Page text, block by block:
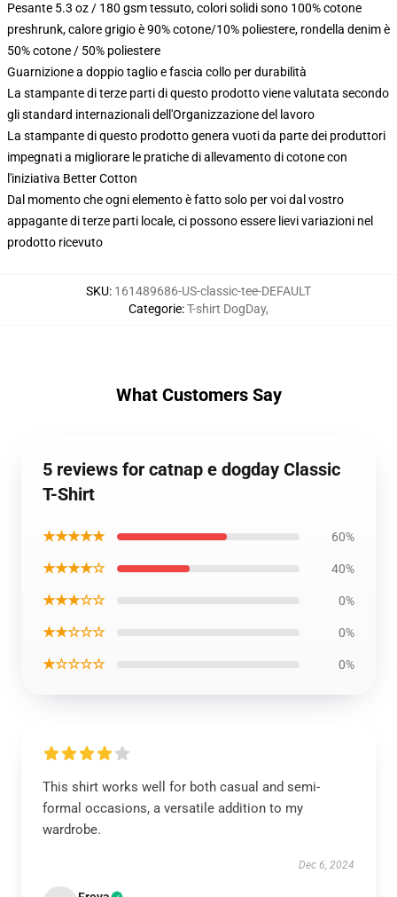
Pesante 5.3 oz / 180 gsm tessuto, colori solidi sono 100% cotone
preshrunk, calore grigio è 90% cotone/10% poliestere, rondella denim è
50% cotone / 50% poliestere
Guarnizione a doppio taglio e fascia collo per durabilità
La stampante di terze parti di questo prodotto viene valutata secondo
gli standard internazionali dell'Organizzazione del lavoro
La stampante di questo prodotto genera vuoti da parte dei produttori
impegnati a migliorare le pratiche di allevamento di cotone con
l'iniziativa Better Cotton
Dal momento che ogni elemento è fatto solo per voi dal vostro
appagante di terze parti locale, ci possono essere lievi variazioni nel
prodotto ricevuto
SKU: 161489686-US-classic-tee-DEFAULT
Categorie:T-shirt DogDay,
What Customers Say
5 reviews for catnap e dogday Classic
T-Shirt
★★★★★ 60%
★★★★☆ 40%
★★★☆☆ 0%
★★☆☆☆ 0%
★☆☆☆☆ 0%
This shirt works well for both casual and semi-
formal occasions, a versatile addition to my
wardrobe.
Dec 6, 2024